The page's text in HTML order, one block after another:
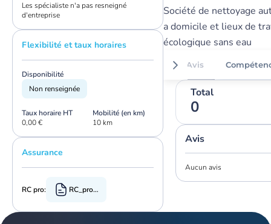
Les spécialiste n'a pas resneigné
d'entreprise
Flexibilité et taux horaires
Disponibilité
Non renseignée
Taux horaire HT
0,00 €
Mobilité (en km)
10 km
Assurance
RC pro: RC_pro.pdf
Société de nettoyage
a domicile et lieux de
écologique sans eau
Avis
Total
0
Avis
Aucun avis